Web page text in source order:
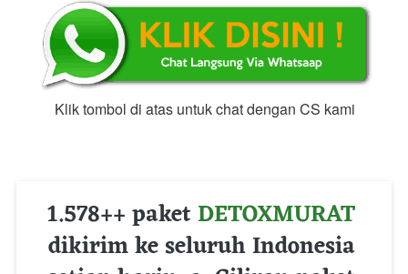
Klik tombol di atas untuk chat dengan CS kami
1.578++ paket DETOXMURAT
dikirim ke seluruh Indonesia